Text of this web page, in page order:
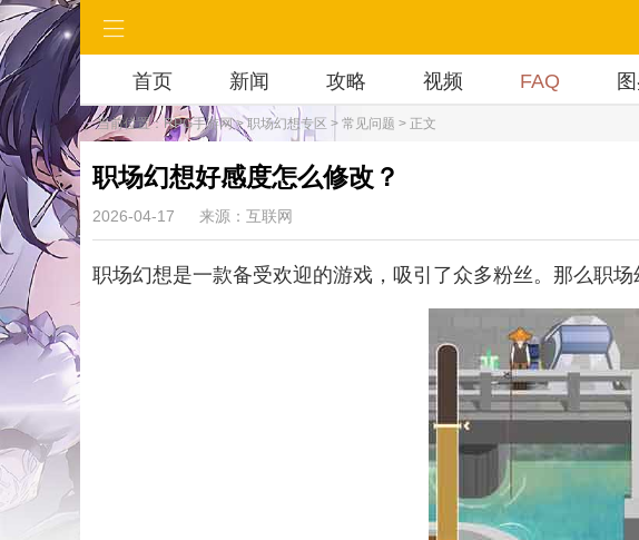
首页 新闻 攻略 视频 FAQ
当前位置：RPG手游网>职场幻想专区 > 常见问题 > 正文
职场幻想好感度怎么修改？
2026-04-17 来源：互联网
职场幻想是一款备受欢迎的游戏，吸引了众多粉丝。那么职